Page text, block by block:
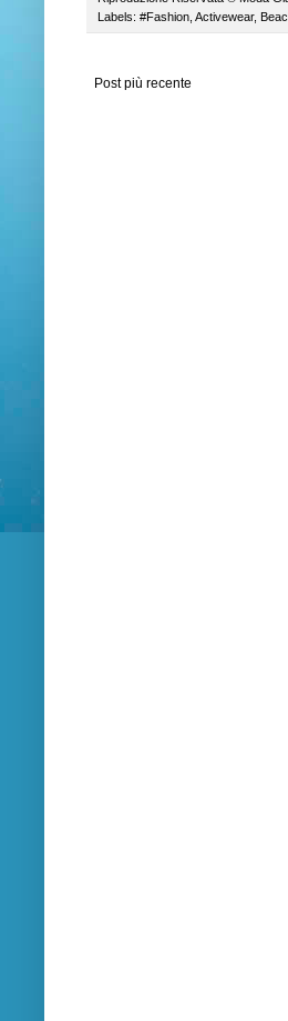
Labels: #Fashion Activewear,
Post più recente